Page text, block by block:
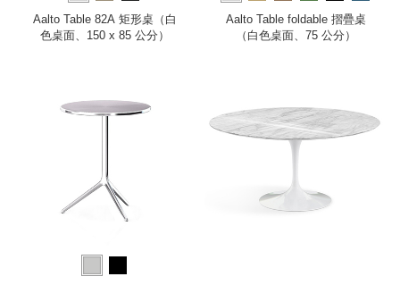
Aalto Table 82A 矩形桌（白
色桌面、150 x 85 公分）
more
Aalto Table foldable 摺疊桌
（白色桌面、75 公分）